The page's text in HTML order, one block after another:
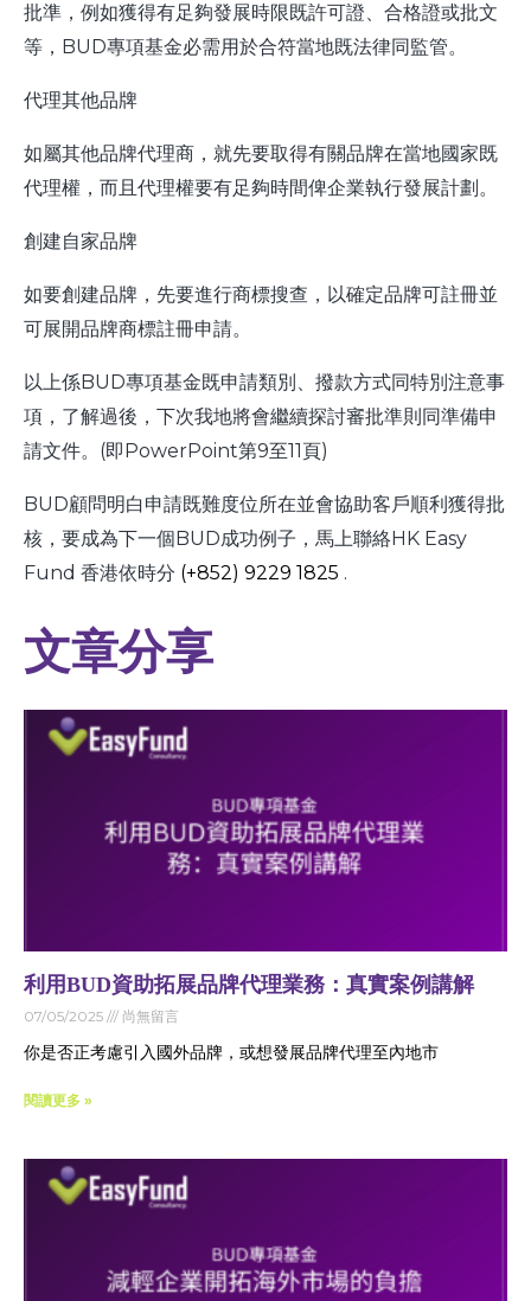
批準，例如獲得有足夠發展時限既許可證、合格證或批文
等，BUD專項基金必需用於合符當地既法律同監管。
代理其他品牌
如屬其他品牌代理商，就先要取得有關品牌在當地國家既
代理權，而且代理權要有足夠時間俾企業執行發展計劃。
創建自家品牌
如要創建品牌，先要進行商標搜查，以確定品牌可註冊並
可展開品牌商標註冊申請。
以上係BUD專項基金既申請類別、撥款方式同特別注意事
項，了解過後，下次我地將會繼續探討審批準則同準備申
請文件。(即PowerPoint第9至11頁)
BUD顧問明白申請既難度位所在並會協助客戶順利獲得批
核，要成為下一個BUD成功例子，馬上聯絡HK Easy
Fund 香港依時分 (+852) 9229 1825 .
文章分享
利用BUD資助拓展品牌代理業務：真實案例講解
07/05/2025 尚無留言
你是否正考慮引入國外品牌，或想發展品牌代理至內地市
閱讀更多 »